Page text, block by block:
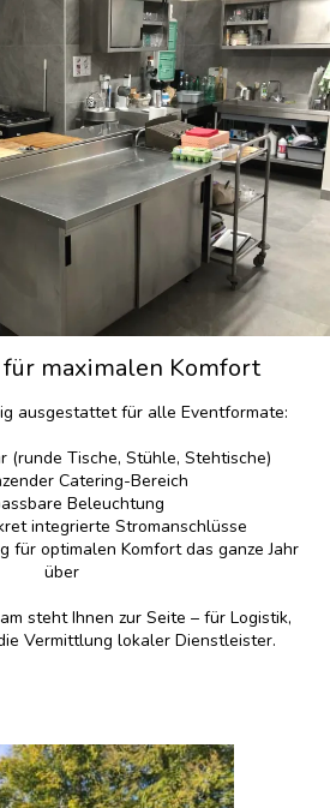
maximalen Komfort
ausgestattet für alle Eventformate:
(runde Tische, Stühle, Stehtische)
Catering-Bereich
Beleuchtung
integrierte Stromanschlüsse
für optimalen Komfort das ganze Jahr
über
steht Ihnen zur Seite – für Logistik,
Vermittlung lokaler Dienstleister.